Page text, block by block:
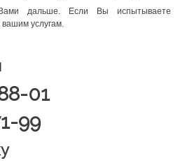
дальше. Если Вы испытываете
услугам.
01
99